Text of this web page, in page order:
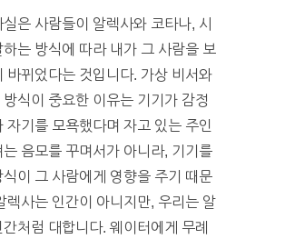
은 사람들이 알렉사와 코타나, 시
하는 방식에 따라 내가 그 사람을 보
바뀌었다는 것입니다. 가상 비서와
방식이 중요한 이유는 기기가 감정
자기를 모욕했다며 자고 있는 주인
는 음모를 꾸며서가 아니라, 기기를
식이 그 사람에게 영향을 주기 때문
렉사는 인간이 아니지만, 우리는 알
처럼 대합니다. 웨이터에게 무례